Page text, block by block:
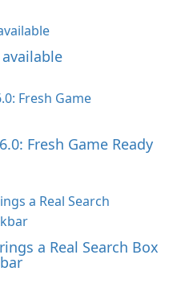
Fresh Game Ready
a Real Search Box